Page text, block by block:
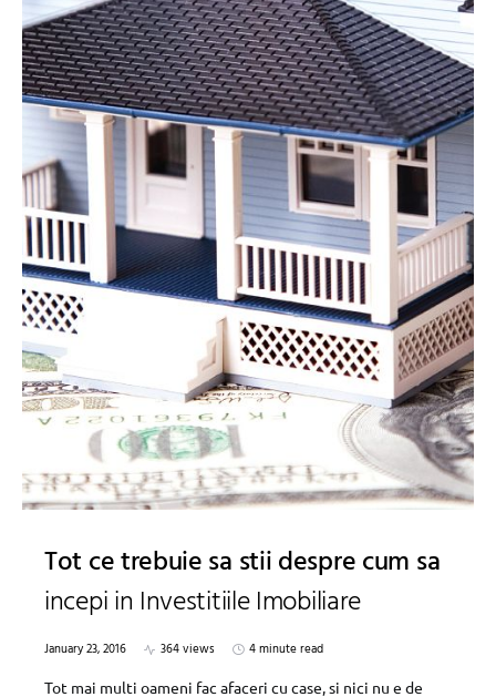
Tot ce trebuie sa stii despre cum sa
incepi in Investitiile Imobiliare
January 23, 2016 364 views
4 minute read
Tot mai multi oameni fac afaceri cu case, si nici nu e de